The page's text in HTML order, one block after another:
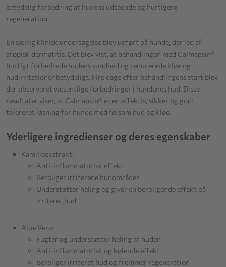
betydelig forbedring af hudens udseende og hurtigere
regeneration.
En særlig klinisk undersøgelse blev udført på hunde, der led af
atopisk dermatitis. Det blev vist, at behandlingen med Calmapsin®
hurtigt forbedrede hudens sundhed og reducerede kløe og
hudirritationer betydeligt. Fire dage efter behandlingens start blev
der observeret væsentlige forbedringer i hundenes hud. Disse
resultater viser, at Calmapsin® er en effektiv, sikker og godt
tolereret løsning for hunde med følsom hud og kløe.
Yderligere ingredienser og deres egenskaber
Kamilleekstrakt:
Anti-inflammatorisk effekt
Beroliger irriterede hudområder
Understøtter heling og giver en beroligende effekt på
irriteret hud
Aloe Vera:
Fugter og understøtter heling af huden
Anti-inflammatorisk og kølende effekt
Beroliger irriteret hud og fremmer regeneration